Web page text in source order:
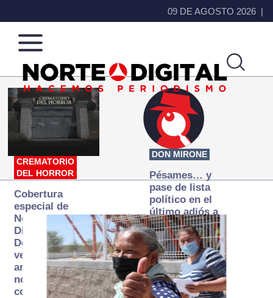
09 DE AGOSTO 2026
Norte
de
Ciudad
Más
que
noticias,
hacemos periodismo
CREMATORIO
DEL HORROR
Cobertura
especial de
Norte
Digital:
Donde la
verdad
arde… pero
no se
consume
DON MIRONE
Pésames… y
pase de lista
político en el
último adiós a
Papá Grande